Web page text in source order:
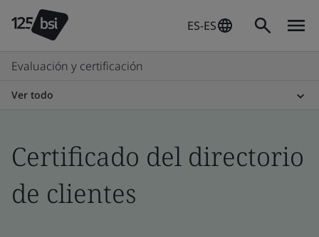
ES-ES
Evaluación y certificación
Ver todo
Certificado del directorio
de clientes